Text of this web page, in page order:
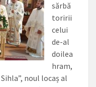
sărbă
toririi
celui
de-al
doilea
hram,
noul locaș al